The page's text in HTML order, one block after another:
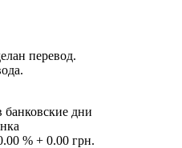
перевод.
банковские дни
% + 0.00 грн.